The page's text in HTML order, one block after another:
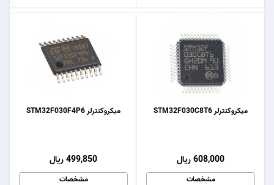
میکروکنترلر STM32F030F4P6
499,850 ریال
مشخصات
میکروکنترلر STM32F030C8T6
608,000 ریال
مشخصات